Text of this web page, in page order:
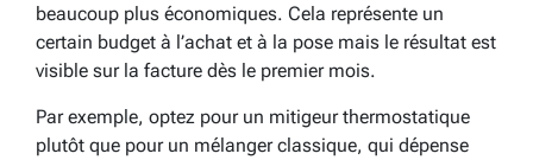
beaucoup plus économiques. Cela représente un
certain budget à l’achat et à la pose mais le résultat est
visible sur la facture dès le premier mois.
Par exemple, optez pour un mitigeur thermostatique
plutôt que pour un mélanger classique, qui dépense